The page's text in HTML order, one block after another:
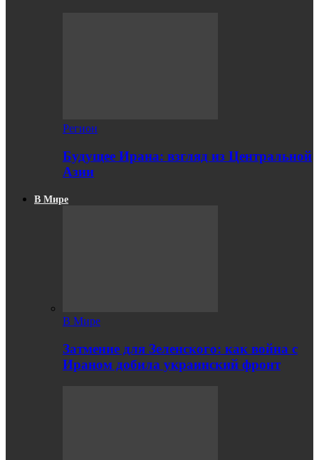
Регион
Будущее Ирана: взгляд из Центральной
Азии
В Мире
В Мире
Затмение для Зеленского: как война с
Ираном добила украинский фронт